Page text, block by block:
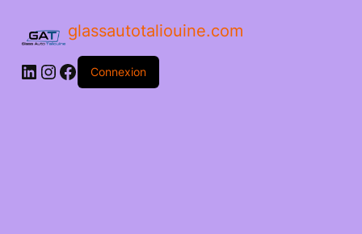
glassautotaliouine.com
Connexion